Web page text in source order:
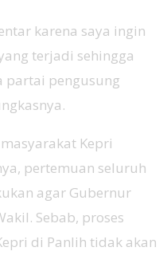
karena saya ingin
terjadi sehingga
partai pengusung
Kepri
pertemuan seluruh
agar Gubernur
Sebab, proses
di Panlih tidak akan